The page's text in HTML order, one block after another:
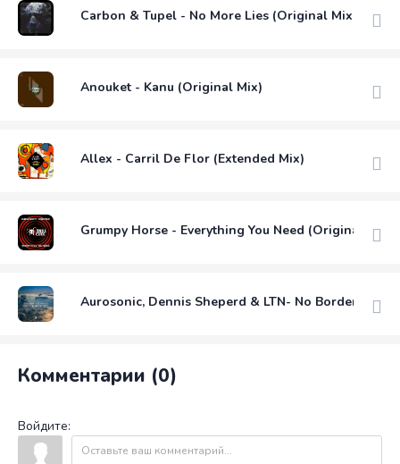
Carbon & Tupel - No More Lies (Original Mix)
Anouket - Kanu (Original Mix)
Allex - Carril De Flor (Extended Mix)
Grumpy Horse - Everything You Need (Original Mix)
Aurosonic, Dennis Sheperd & LTN- No Borders
Комментарии (0)
Войдите: